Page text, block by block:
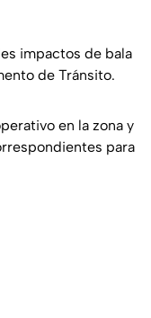
impactos de bala
de Tránsito.
en la zona y
para